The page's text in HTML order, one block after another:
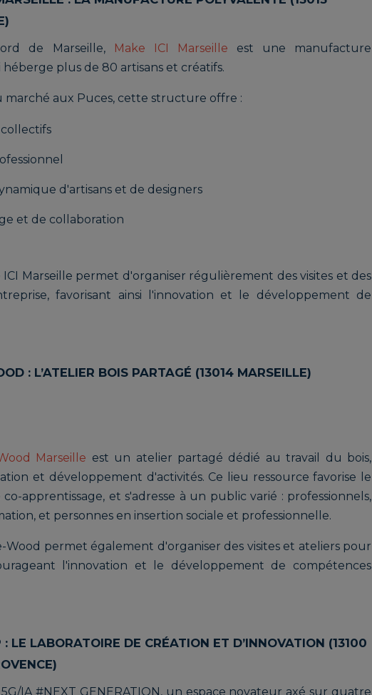
de Marseille, Make ICI Marseille est une manufacture
plus de 80 artisans et créatifs.
marché aux Puces, cette structure offre :
collectifs
d'artisans et de designers
et de collaboration
Marseille permet d'organiser régulièrement des visites et des
favorisant ainsi l'innovation et le développement de
: L’ATELIER BOIS PARTAGÉ (13014 MARSEILLE)
Marseille est un atelier partagé dédié au travail du bois,
et développement d'activités. Ce lieu ressource favorise le
apprentissage, et s'adresse à un public varié : professionnels,
et personnes en insertion sociale et professionnelle.
Wood permet également d'organiser des visites et ateliers pour
l'innovation et le développement de compétences
: LE LABORATOIRE DE CRÉATION ET D’INNOVATION (13100
IA #NEXT GENERATION, un espace novateur axé sur quatre